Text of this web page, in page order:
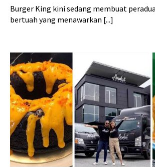
Burger King kini sedang membuat
bertuah yang menawarkan [...]